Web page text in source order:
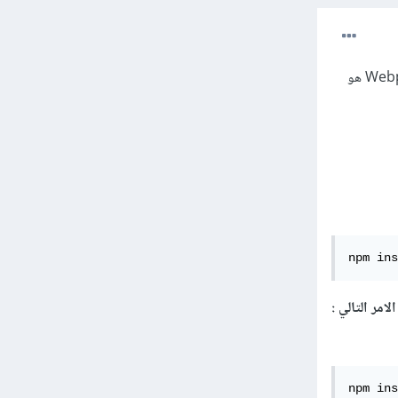
نعم، بالطبع يمكنك استخدام Sass بالكامل في تطوير مشاريعك باستخدام Node.js و NPM و Webpack. Sass هو
npm
npm